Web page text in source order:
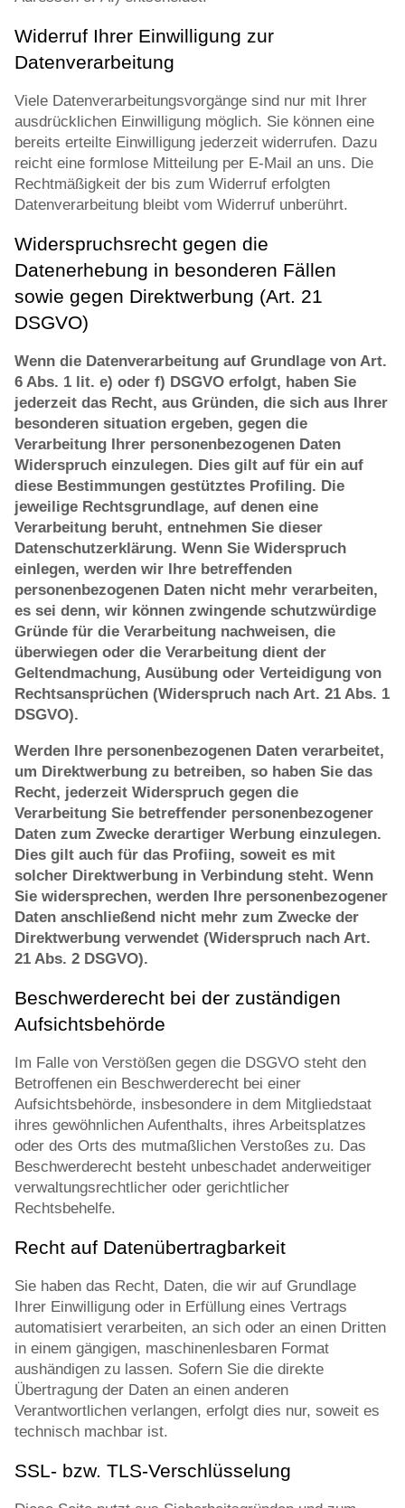
Widerruf Ihrer Einwilligung zur
Datenverarbeitung
Viele Datenverarbeitungsvorgänge sind nur mit Ihrer
ausdrücklichen Einwilligung möglich. Sie können eine
bereits erteilte Einwilligung jederzeit widerrufen. Dazu
reicht eine formlose Mitteilung per E-Mail an uns. Die
Rechtmäßigkeit der bis zum Widerruf erfolgten
Datenverarbeitung bleibt vom Widerruf unberührt.
Widerspruchsrecht gegen die
Datenerhebung in besonderen Fällen
sowie gegen Direktwerbung (Art. 21
DSGVO)
Wenn die Datenverarbeitung auf Grundlage von Art.
6 Abs. 1 lit. e) oder f) DSGVO erfolgt, haben Sie
jederzeit das Recht, aus Gründen, die sich aus Ihrer
besonderen situation ergeben, gegen die
Verarbeitung Ihrer personenbezogenen Daten
Widerspruch einzulegen. Dies gilt auf für ein auf
diese Bestimmungen gestütztes Profiling. Die
jeweilige Rechtsgrundlage, auf denen eine
Verarbeitung beruht, entnehmen Sie dieser
Datenschutzerklärung. Wenn Sie Widerspruch
einlegen, werden wir Ihre betreffenden
personenbezogenen Daten nicht mehr verarbeiten,
es sei denn, wir können zwingende schutzwürdige
Gründe für die Verarbeitung nachweisen, die
überwiegen oder die Verarbeitung dient der
Geltendmachung, Ausübung oder Verteidigung von
Rechtsansprüchen (Widerspruch nach Art. 21 Abs. 1
DSGVO).
Werden Ihre personenbezogenen Daten verarbeitet,
um Direktwerbung zu betreiben, so haben Sie das
Recht, jederzeit Widerspruch gegen die
Verarbeitung Sie betreffender personenbezogener
Daten zum Zwecke derartiger Werbung einzulegen.
Dies gilt auch für das Profiing, soweit es mit
solcher Direktwerbung in Verbindung steht. Wenn
Sie widersprechen, werden Ihre personenbezogener
Daten anschließend nicht mehr zum Zwecke der
Direktwerbung verwendet (Widerspruch nach Art.
21 Abs. 2 DSGVO).
Beschwerderecht bei der zuständigen
Aufsichtsbehörde
Im Falle von Verstößen gegen die DSGVO steht den
Betroffenen ein Beschwerderecht bei einer
Aufsichtsbehörde, insbesondere in dem Mitgliedstaat
ihres gewöhnlichen Aufenthalts, ihres Arbeitsplatzes
oder des Orts des mutmaßlichen Verstoßes zu. Das
Beschwerderecht besteht unbeschadet anderweitiger
verwaltungsrechtlicher oder gerichtlicher
Rechtsbehelfe.
Recht auf Datenübertragbarkeit
Sie haben das Recht, Daten, die wir auf Grundlage
Ihrer Einwilligung oder in Erfüllung eines Vertrags
automatisiert verarbeiten, an sich oder an einen Dritten
in einem gängigen, maschinenlesbaren Format
aushändigen zu lassen. Sofern Sie die direkte
Übertragung der Daten an einen anderen
Verantwortlichen verlangen, erfolgt dies nur, soweit es
technisch machbar ist.
SSL- bzw. TLS-Verschlüsselung